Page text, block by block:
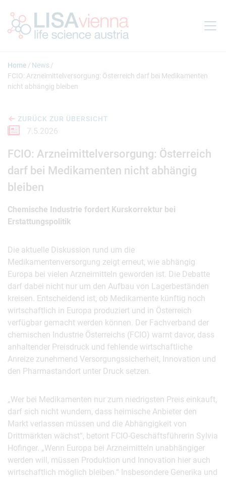
Home
News
FCIO: Arzneimittelversorgung: Österreich darf bei Medikamenten
nicht abhängig bleiben
ZURÜCK ZUR ÜBERSICHT
7.5.2026
FCIO: Arzneimittelversorgung: Österreich
darf bei Medikamenten nicht abhängig
bleiben
Chemische Industrie fordert Kurskorrektur bei
Erstattungspolitik
Die aktuelle Diskussion rund um die
Medikamentenversorgung zeigt erneut, wie abhängig
Europa bei vielen Arzneimitteln geworden ist. Die Debatte
darf dabei nicht nur um den Aufbau von Lagerbeständen
kreisen. Entscheidend ist, ob Medikamente künftig noch
wirtschaftlich in Europa produziert und in Österreich
verfügbar gemacht werden können. Der Fachverband der
chemischen Industrie Österreichs (FCIO) warnt davor, dass
anhaltender Preisdruck und fehlende wirtschaftliche
Anreize zunehmend Versorgungssicherheit, Innovation und
den Pharmastandort unter Druck setzen.
„Wer bei Medikamenten nur zum niedrigsten Preis einkauft,
darf sich nicht wundern, dass heimische Anbieter den
Markt verlassen müssen und die Abhängigkeit von
Drittmärkten wächst“, betont FCIO-Geschäftsführerin Sylvia
Hofinger. „Wenn Europa bei Arzneimitteln unabhängiger
werden will, müssen Produktion und Innovation hier auch
wirtschaftlich möglich bleiben.“ Insbesondere Generika und